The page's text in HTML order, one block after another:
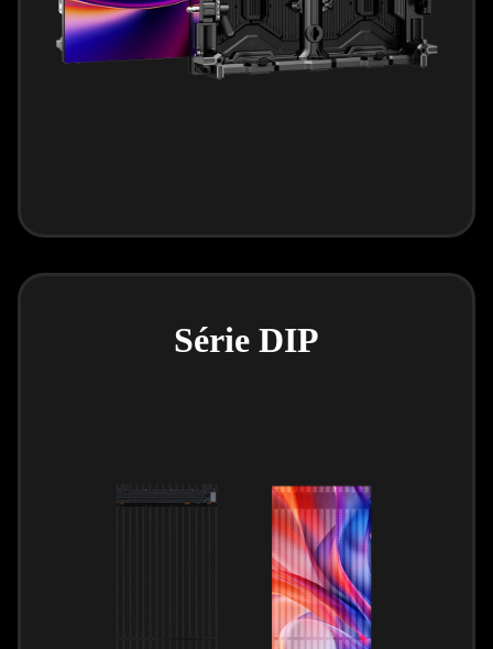
Série DIP